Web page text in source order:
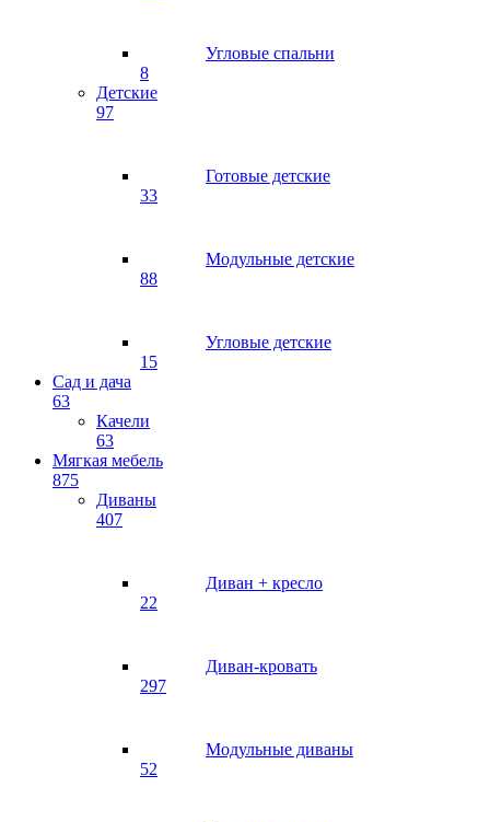
Угловые спальни
8
Детские
97
Готовые детские
33
Модульные детские
88
Угловые детские
15
Сад и дача
63
Качели
63
Мягкая мебель
875
Диваны
407
Диван + кресло
22
Диван-кровать
297
Модульные диваны
52